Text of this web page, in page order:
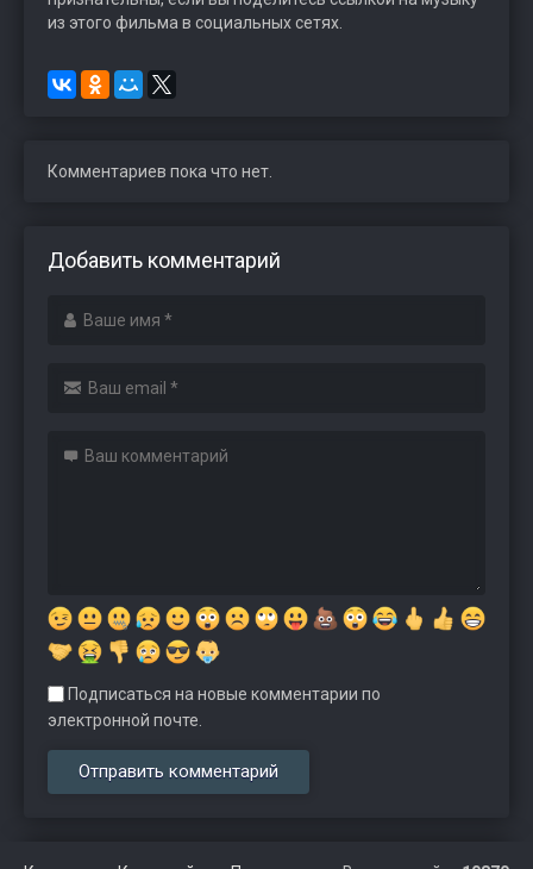
из этого фильма в социальных сетях.
Комментариев пока что нет.
Добавить комментарий
Подписаться на новые комментарии по
электронной почте.